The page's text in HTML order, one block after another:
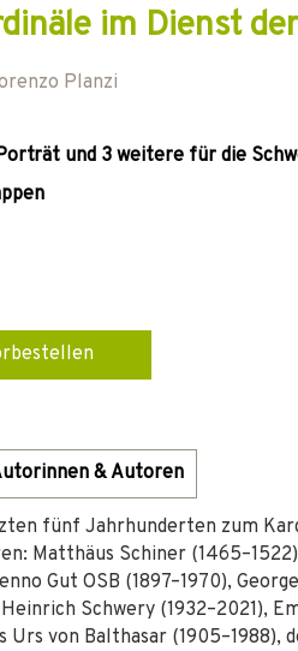
im Dienst
Planzi
und 3 weitere für die
& Autoren
fünf Jahrhunderten zum
Matthäus Schiner
Gut OSB (1897–1970),
Schwery (1932–2021),
von Balthasar (1905–1988),